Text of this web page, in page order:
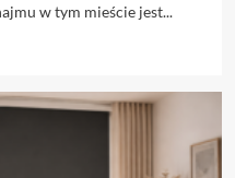
w tym mieście jest...